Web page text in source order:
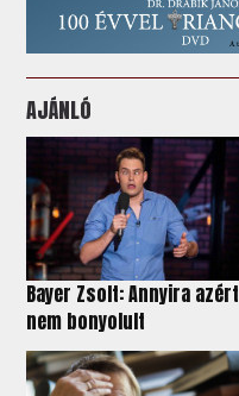
AJÁNLÓ
Bayer Zsolt: Annyira azért
nem bonyolult